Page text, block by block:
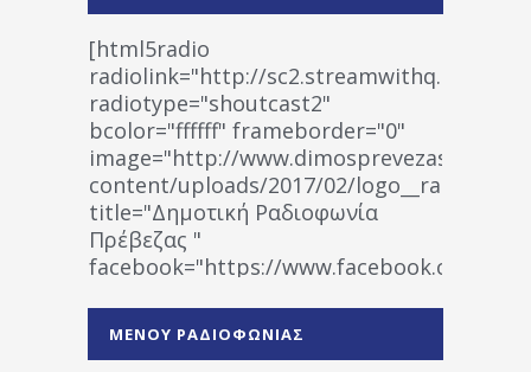
[html5radio
radiolink="http://
radiotype="shoutcast2"
bcolor="ffffff" frameborder="0"
image="http://www.dimosprevezas.gr/wp-
content/uploads/2017/02/
title="Δημοτική Ραδιοφωνία
Πρέβεζας "
facebook="https://www.facebook.com/
1531194763766854/" artist="" ]
ΜΕΝΟΥ ΡΑΔΙΟΦΩΝΙΑΣ